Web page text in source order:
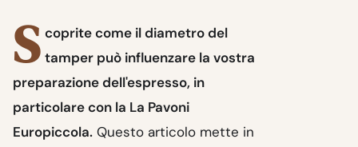
S coprite come il diametro del
tamper può influenzare la vostra
preparazione dell'espresso, in
particolare con la La Pavoni
Europiccola. Questo articolo mette in